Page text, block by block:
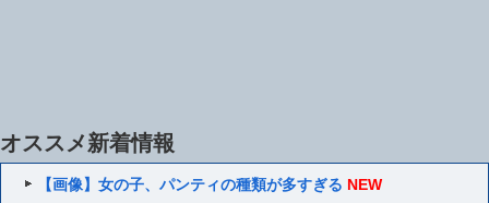
オススメ新着情報
【画像】女の子、パンティの種類が多すぎる NEW